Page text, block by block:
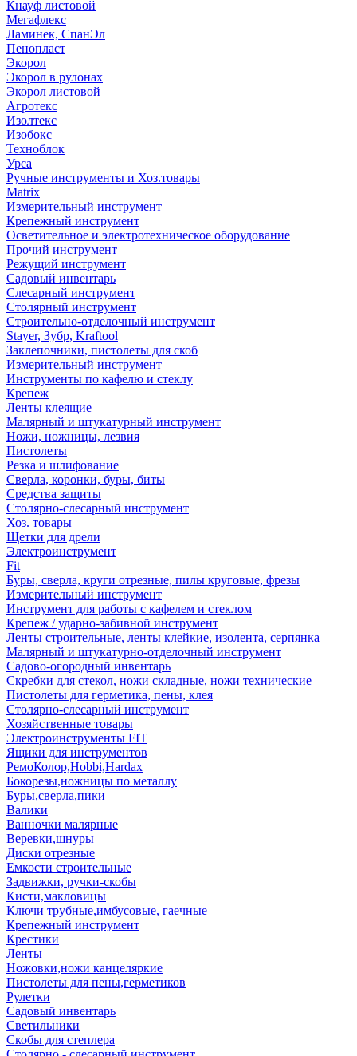
Кнауф листовой
Мегафлекс
Ламинек, СпанЭл
Пенопласт
Экорол
Экорол в рулонах
Экорол листовой
Агротекс
Изолтекс
Изобокс
Техноблок
Урса
Ручные инструменты и Хоз.товары
Matrix
Измерительный инструмент
Крепежный инструмент
Осветительное и электротехническое оборудование
Прочий инструмент
Режущий инструмент
Садовый инвентарь
Слесарный инструмент
Столярный инструмент
Строительно-отделочный инструмент
Stayer, Зубр, Kraftool
Заклепочники, пистолеты для скоб
Измерительный инструмент
Инструменты по кафелю и стеклу
Крепеж
Ленты клеящие
Малярный и штукатурный инструмент
Ножи, ножницы, лезвия
Пистолеты
Резка и шлифование
Сверла, коронки, буры, биты
Средства защиты
Столярно-слесарный инструмент
Хоз. товары
Щетки для дрели
Электроинструмент
Fit
Буры, сверла, круги отрезные, пилы круговые, фрезы
Измерительный инструмент
Инструмент для работы с кафелем и стеклом
Крепеж / ударно-забивной инструмент
Ленты строительные, ленты клейкие, изолента, серпянка
Малярный и штукатурно-отделочный инструмент
Садово-огородный инвентарь
Скребки для стекол, ножи складные, ножи технические
Пистолеты для герметика, пены, клея
Столярно-слесарный инструмент
Хозяйственные товары
Электроинструменты FIT
Ящики для инструментов
РемоКолор,Hobbi,Hardax
Бокорезы,ножницы по металлу
Буры,сверла,пики
Валики
Ванночки малярные
Веревки,шнуры
Диски отрезные
Емкости строительные
Задвижки, ручки-скобы
Кисти,макловицы
Ключи трубные,имбусовые, гаечные
Крепежный инструмент
Крестики
Ленты
Ножовки,ножи канцеляркие
Пистолеты для пены,герметиков
Рулетки
Садовый инвентарь
Светильники
Скобы для степлера